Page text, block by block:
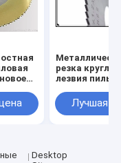
резка круглой
лезвия пилы
HSS Круглой
пилы
лезвии пилы
Лучшая
Desktop